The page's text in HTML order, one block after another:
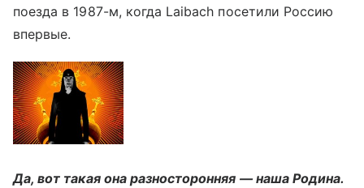
поезда в 1987-м, когда Laibach посетили Россию
впервые.
Да, вот такая она разносторонняя — наша Родина.